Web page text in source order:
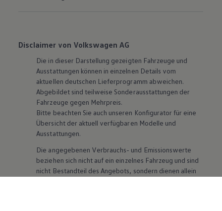
Disclaimer von Volkswagen AG
Die in dieser Darstellung gezeigten Fahrzeuge und
Ausstattungen können in einzelnen Details vom
aktuellen deutschen Lieferprogramm abweichen.
Abgebildet sind teilweise Sonderausstattungen der
Fahrzeuge gegen Mehrpreis.
Bitte beachten Sie auch unseren Konfigurator für eine
Übersicht der aktuell verfügbaren Modelle und
Ausstattungen.
Die angegebenen Verbrauchs- und Emissionswerte
beziehen sich nicht auf ein einzelnes Fahrzeug und sind
nicht Bestandteil des Angebots, sondern dienen allein